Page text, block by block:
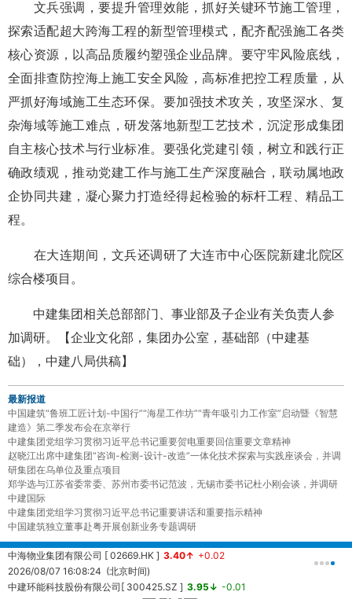
文兵强调，要提升管理效能，抓好关键环节施工管理，
探索适配超大跨海工程的新型管理模式，配齐配强施工各类
核心资源，以高品质履约塑强企业品牌。要守牢风险底线，
全面排查防控海上施工安全风险，高标准把控工程质量，从
严抓好海域施工生态环保。要加强技术攻关，攻坚深水、复
杂海域等施工难点，研发落地新型工艺技术，沉淀形成集团
自主核心技术与行业标准。要强化党建引领，树立和践行正
确政绩观，推动党建工作与施工生产深度融合，联动属地政
企协同共建，凝心聚力打造经得起检验的标杆工程、精品工
程。
在大连期间，文兵还调研了大连市中心医院新建北院区
综合楼项目。
中建集团相关总部部门、事业部及子企业有关负责人参
加调研。【企业文化部，集团办公室，基础部（中建基
础），中建八局供稿】
最新报道
中国建筑“鲁班工匠计划-中国行”“海星工作坊”“青年吸引力工作室”启动暨《智慧
建造》第二季发布会在京举行
中建集团党组学习贯彻习近平总书记重要贺电重要回信重要文章精神
赵晓江出席中建集团“咨询-检测-设计-改造”一体化技术探索与实践座谈会，并调
研集团在乌单位及重点项目
郑学选与江苏省委常委、苏州市委书记范波，无锡市委书记杜小刚会谈，并调研
中建国际
中建集团党组学习贯彻习近平总书记重要讲话和重要指示精神
中国建筑独立董事赴粤开展创新业务专题调研
中海物业集团有限公司 [ 02669.HK ] 3.40↑ +0.02
2026/08/07 16:08:24 (北京时间)
中建环能科技股份有限公司[ 300425.SZ ] 3.95↓ -0.01